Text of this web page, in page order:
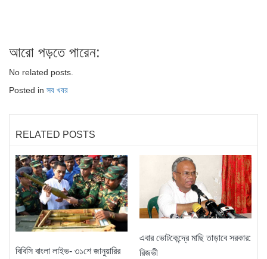
আরো পড়তে পারেন:
No related posts.
Posted in সব খবর
RELATED POSTS
বিবিসি বাংলা লাইভ- ৩১শে জানুয়ারির
এবার ভোটকেন্দ্রে মাছি তাড়াবে সরকার:
রিজভী